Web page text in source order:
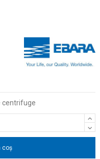
centrifuge
coș